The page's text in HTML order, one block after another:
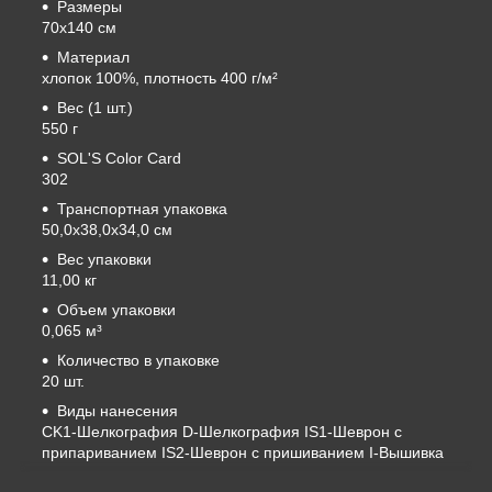
Размеры
70x140 см
Материал
хлопок 100%, плотность 400 г/м²
Вес (1 шт.)
550 г
SOL'S Color Card
302
Транспортная упаковка
50,0x38,0x34,0 см
Вес упаковки
11,00 кг
Объем упаковки
0,065 м³
Количество в упаковке
20 шт.
Виды нанесения
CK1-Шелкография D-Шелкография IS1-Шеврон с
припариванием IS2-Шеврон с пришиванием I-Вышивка